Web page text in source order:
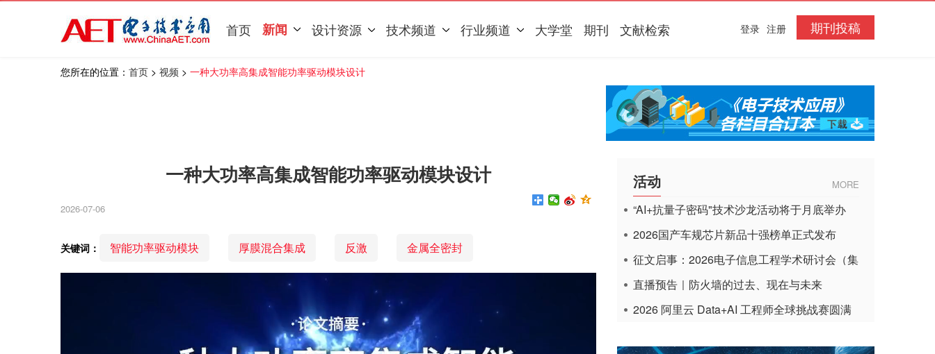
首页 新闻 设计资源 技术频道 行业频道 大学堂 期刊 文献检索 期刊投稿
登录 注册
您所在的位置： 首页 > 视频 > 一种大功率高集成智能功率驱动模块设计
一种大功率高集成智能功率驱动模块设计
2026-07-06
关键词： 智能功率驱动模块 厚膜混合集成 反激 金属全密封
活动 MORE
“AI+抗量子密码"技术沙龙活动将于月底举办
2026国产车规芯片新品十强榜单正式发布
征文启事：2026电子信息工程学术研讨会（集
成电路应用杂志）
直播预告｜防火墙的过去、现在与未来
2026 阿里云 Data+AI 工程师全球挑战赛圆满